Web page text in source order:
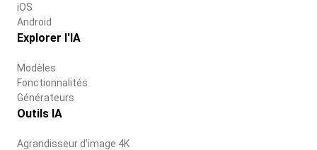
iOS
Android
Explorer l'IA
Modèles
Fonctionnalités
Générateurs
Outils IA
Agrandisseur d'image 4K